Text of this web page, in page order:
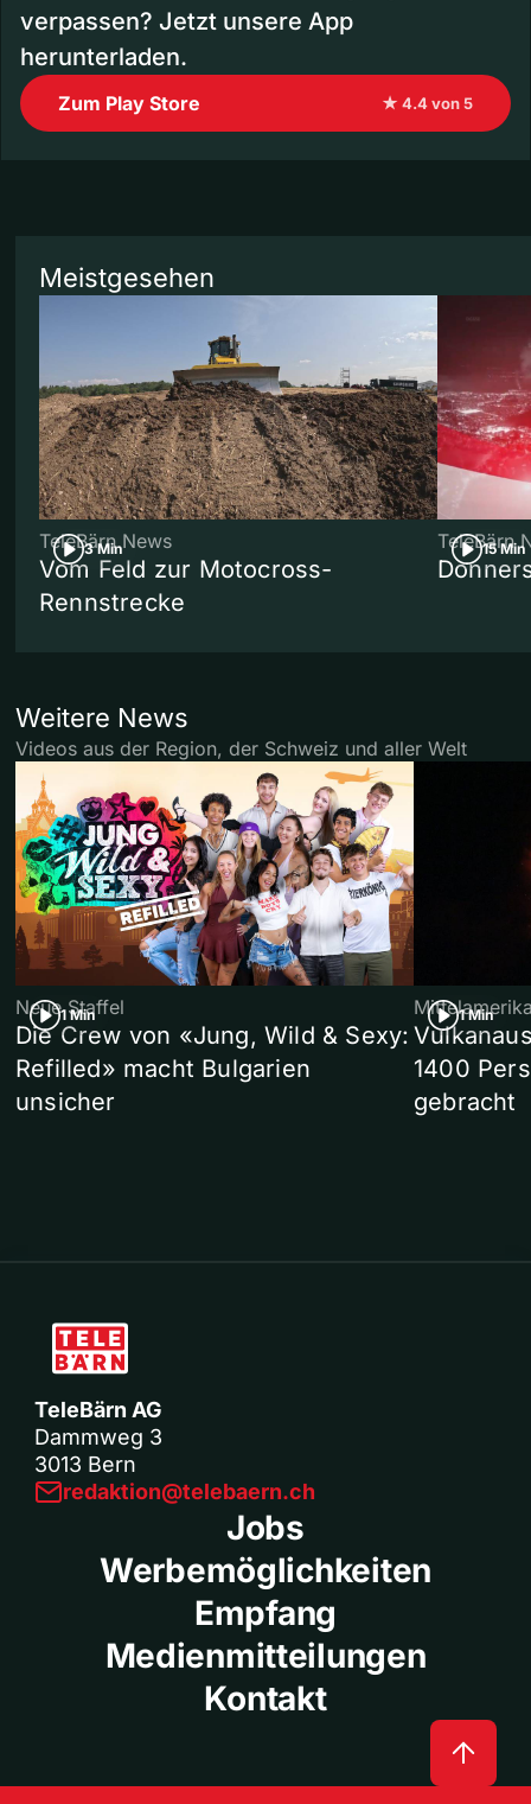
verpassen? Jetzt unsere App
herunterladen.
Zum Play Store ★ 4.4 von 5
Meistgesehen
3 Min
TeleBärn News
Vom Feld zur Motocross-
Rennstrecke
15 Min
TeleBärn
Weitere News
Videos aus der Region, der Schweiz und aller Welt
1 Min
Neue Staffel
Die Crew von «Jung, Wild & Sexy:
Refilled» macht Bulgarien
unsicher
1 Min
1400
gebracht
TeleBärn AG
Dammweg 3
3013 Bern
redaktion@telebaern.ch
Jobs
Werbemöglichkeiten
Empfang
Medienmitteilungen
Kontakt